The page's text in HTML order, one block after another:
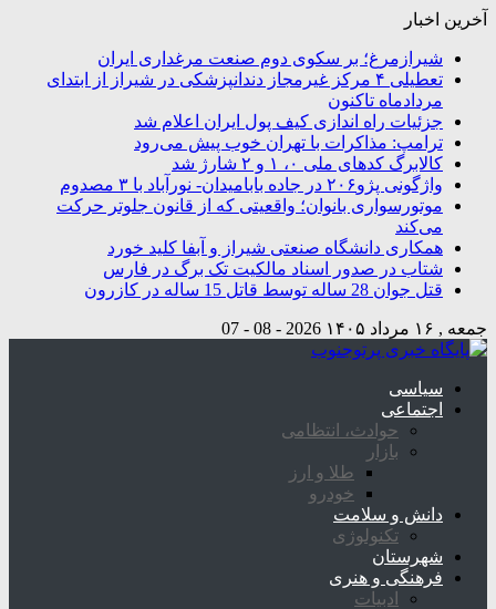
آخرین اخبار
شیرازمرغ؛ بر سکوی دوم صنعت مرغداری ایران
تعطیلی ۴ مرکز غیرمجاز دندانپزشکی در شیراز از ابتدای
مردادماه تاکنون
جزئیات راه اندازی کیف پول ایران اعلام شد
ترامپ: مذاکرات با تهران خوب پیش می‌رود
کالابرگ کدهای ملی ۰، ۱ و ۲ شارژ شد
واژگونی پژو۲۰۶ در جاده بابامیدان- نورآباد با ۳ مصدوم
موتورسواری بانوان؛ واقعیتی که از قانون جلوتر حرکت
می‌کند
همکاری دانشگاه صنعتی شیراز و آبفا کلید خورد
شتاب در صدور اسناد مالکیت تک برگ در فارس
قتل جوان 28 ساله توسط قاتل 15 ساله در کازرون
جمعه , ۱۶ مرداد ۱۴۰۵ 2026 - 08 - 07
سیاسی
اجتماعی
حوادث، انتظامی
بازار
طلا و ارز
خودرو
دانش و سلامت
تکنولوژی
شهرستان
فرهنگی و هنری
ادبیات